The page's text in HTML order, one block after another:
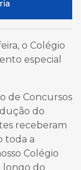
o Colégio
especial
de Concursos
do
receberam
toda a
Colégio
longo do